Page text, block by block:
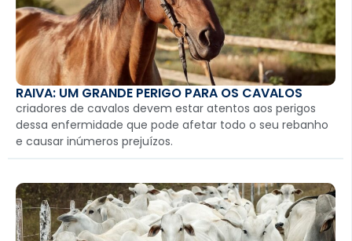
RAIVA: UM GRANDE PERIGO PARA OS CAVALOS
criadores de cavalos devem estar atentos aos perigos
dessa enfermidade que pode afetar todo o seu rebanho
e causar inúmeros prejuízos.